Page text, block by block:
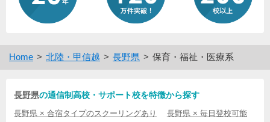
Home 北陸・甲信越 長野県 保育・福祉・医療系
長野県の通信制高校・サポート校を特徴から探す
長野県 × 合宿タイプのスクーリングあり 長野県 × 毎日登校可能